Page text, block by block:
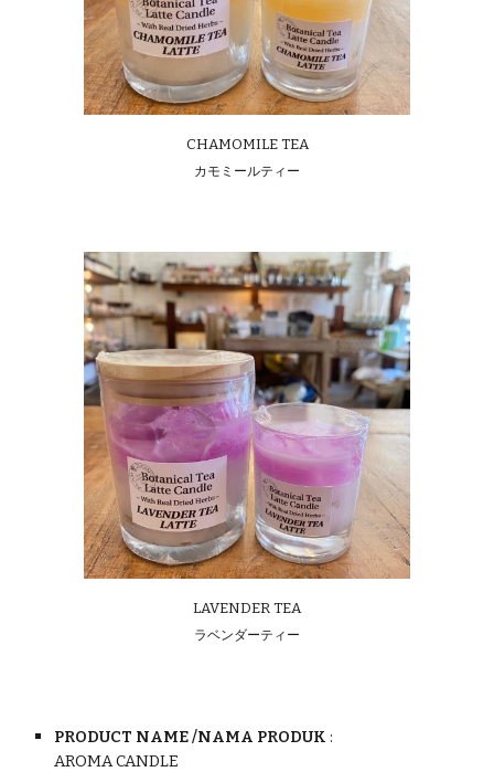
CHAMOMILE TEA
カモミールティー
LAVENDERTEA
ラベンダーティー
PRODUCT NAME /NAMA PRODUK :
AROMA CANDLE